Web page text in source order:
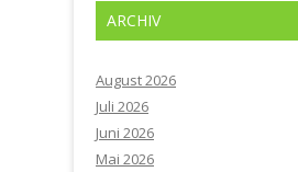
ARCHIV
August 2026
Juli 2026
Juni 2026
Mai 2026